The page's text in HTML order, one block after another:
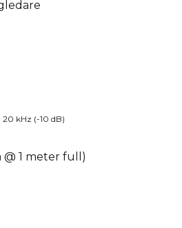
kHz (-10 dB)
@ 1 meter full)